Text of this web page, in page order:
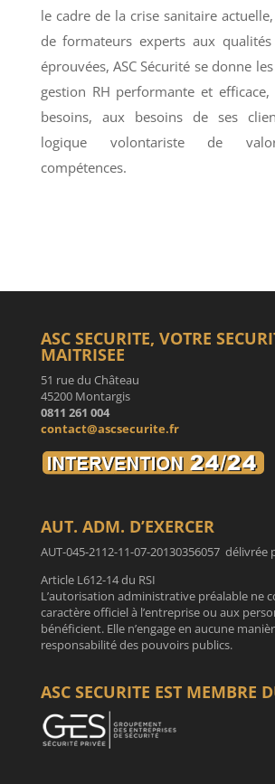
le cadre de la crise sanitaire
de formateurs experts aux qualités
éprouvées, ASC Sécurité se donne
gestion RH performante et efficace,
besoins, aux besoins de ses
logique volontariste de
compétences.
ASC SECURITE, VOTRE
MAITRISEE
51 rue du Château
45200 Montargis
0811 261 004
contact@ascsecurite.fr
AUT. ADM. D’EXERCER
AUT-045-2112-11-07-20130356057 délivrée
Article L612-14 du RSI
L’autorisation administrative préalable ne
caractère officiel à l’entreprise ou aux
bénéficient. Elle n’engage en aucune
responsabilité des pouvoirs publics.
ASC SECURITE EST MEMBRE